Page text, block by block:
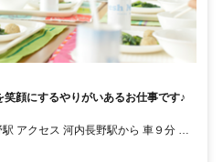
顔にするやりがいあるお仕事です♪
千
ーあかみね下車 徒歩２分